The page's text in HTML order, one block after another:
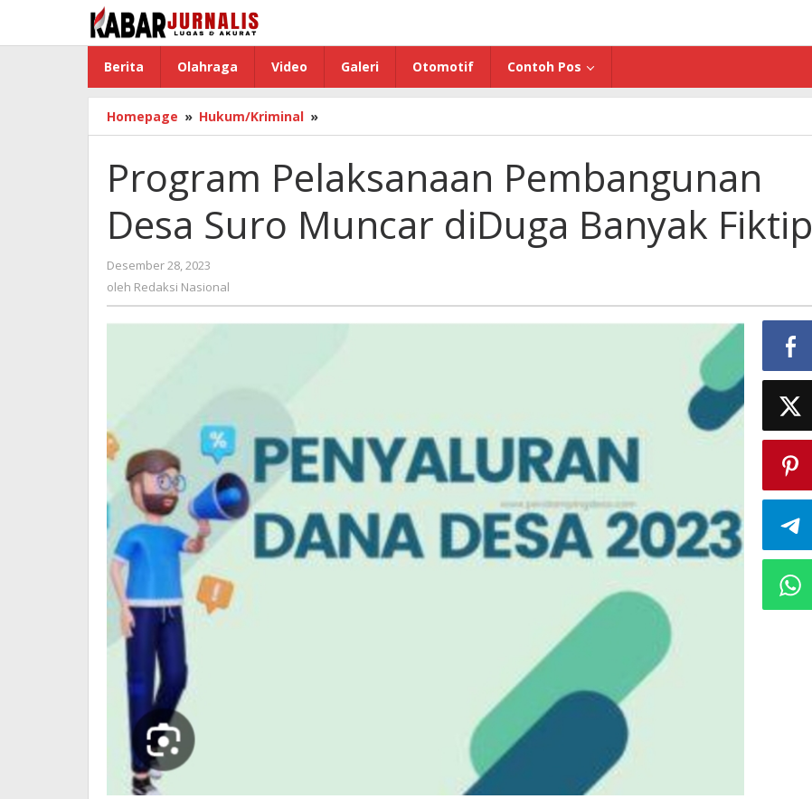
konten
Berita Olahraga Video Galeri Otomotif Contoh Pos
Homepage » Hukum/Kriminal »
Pelaksanaan
Desa
Suro
Muncar
diDuga
Program Pelaksanaan Pembangunan
Desa Suro Muncar diDuga Banyak Fiktip
Desember 28, 2023
Redaksi
oleh Redaksi Nasional